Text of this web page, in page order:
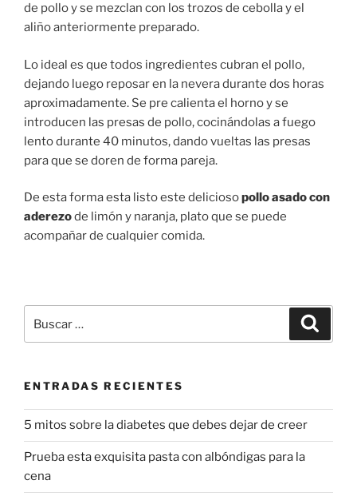
de pollo y se mezclan con los trozos de cebolla y el
aliño anteriormente preparado.
Lo ideal es que todos ingredientes cubran el pollo,
dejando luego reposar en la nevera durante dos horas
aproximadamente. Se pre calienta el horno y se
introducen las presas de pollo, cocinándolas a fuego
lento durante 40 minutos, dando vueltas las presas
para que se doren de forma pareja.
De esta forma esta listo este deliciosopollo asado con
aderezode limón y naranja, plato que se puede
acompañar de cualquier comida.
por:
ENTRADAS RECIENTES
5 mitos sobre la diabetes que debes dejar de creer
Prueba esta exquisita pasta con albóndigas para la
cena